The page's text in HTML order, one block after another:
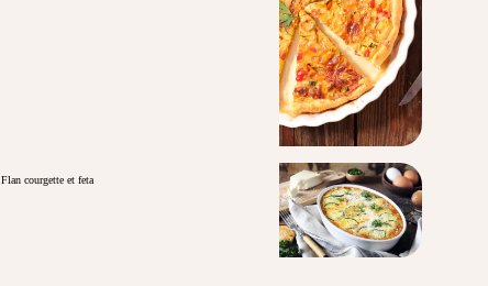
Flan courgette et feta